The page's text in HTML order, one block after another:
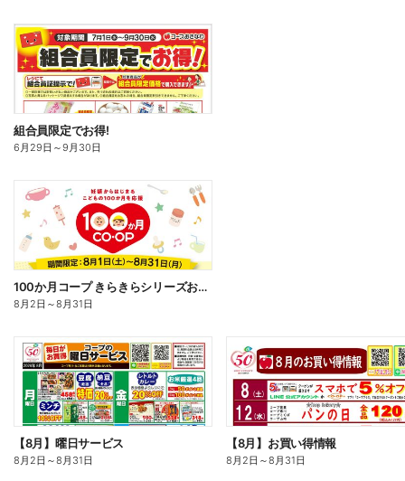
組合員限定でお得!
6月29日 ～9月30日
100か月コープ きらきらシリーズお試しセール!
8月2日 ～8月31日
【8月】曜日サービス
8月2日 ～8月31日
【8月】お買い得情報
8月2日 ～8月31日